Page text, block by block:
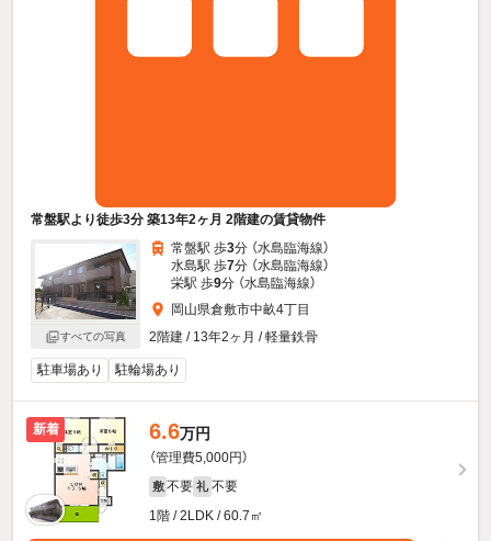
常盤駅より徒歩3分 築13年2ヶ月 2階建の賃貸物件
すべての写真
常盤駅 歩3分 （水島臨海線）
水島駅 歩7分 （水島臨海線）
栄駅 歩9分 （水島臨海線）
岡山県倉敷市中畝4丁目
2階建 / 13年2ヶ月 / 軽量鉄骨
駐車場あり 駐輪場あり
新着 6.6万円
（管理費5,000円）
敷 不要 礼 不要
1階 / 2LDK / 60.7㎡